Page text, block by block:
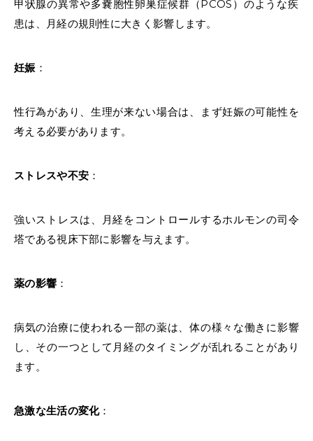
甲状腺の異常や多嚢胞性卵巣症候群（PCOS）のような疾
患は、月経の規則性に大きく影響します。
妊娠：
性行為があり、生理が来ない場合は、まず妊娠の可能性を
考える必要があります。
ストレスや不安 ：
強いストレスは、月経をコントロールするホルモンの司令
塔である視床下部に影響を与えます。
薬の影響 ：
病気の治療に使われる一部の薬は、体の様々な働きに影響
し、その一つとして月経のタイミングが乱れることがあり
ます。
急激な生活の変化：